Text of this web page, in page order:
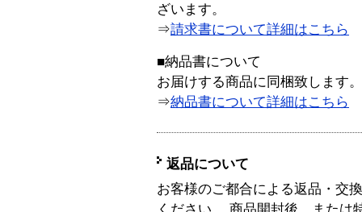
ざいます。
⇒請求書について詳細はこちら
■納品書について
お届けする商品に同梱致します。
⇒納品書について詳細はこちら
返品について
お客様のご都合による返品・交